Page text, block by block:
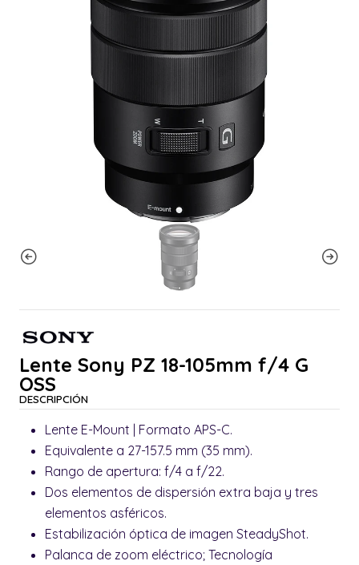
Lente Sony PZ 18-105mm f/4 G
OSS
DESCRIPCIÓN
Lente E-Mount | Formato APS-C.
Equivalente a 27-157.5 mm (35 mm).
Rango de apertura: f/4 a f/22.
Dos elementos de dispersión extra baja y tres
elementos asféricos.
Estabilización óptica de imagen SteadyShot.
Palanca de zoom eléctrico; Tecnología